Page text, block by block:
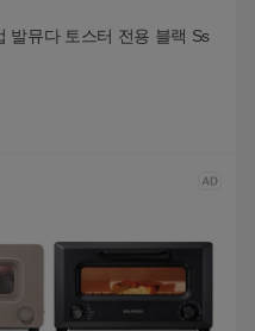
발뮤다 토스터 전용 블랙 Ss